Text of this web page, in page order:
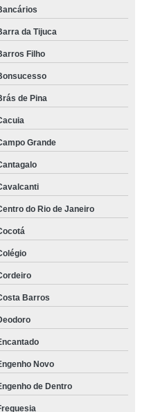
da Tijuca
Filho
de Pina
Grande
do Rio de Janeiro
Barros
Novo
de Dentro